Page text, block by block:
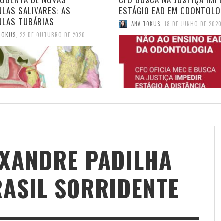
EAD EM ODONTOLOGIA
18 DE JUNHO DE 2020
TELEODONTOLOGIA
ANA TOKUS 4 DE JUNHO DE 2020
PADILHA
SORRIDENTE